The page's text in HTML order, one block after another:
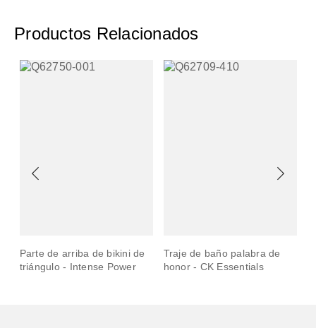
Productos Relacionados
Parte de arriba de bikini de
triángulo - Intense Power
Traje de baño palabra de
honor - CK Essentials